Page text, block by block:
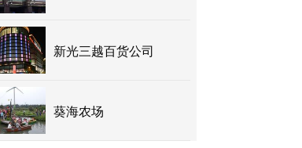
新光三越百货公司
葵海农场